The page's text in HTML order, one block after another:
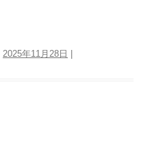
2025年11月28日